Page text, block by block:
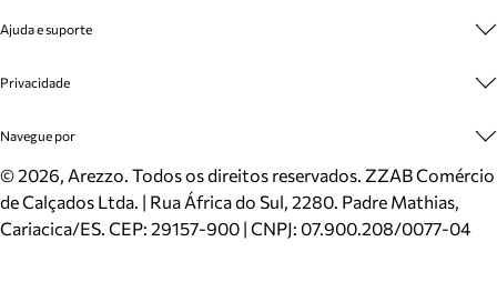
Venda Corporativa
Mapa do Site
Inverno
Mundo Arezzo
Plano de Negócio
Ajuda e suporte
Cadastro
Meus Pedidos
Trocas e Devoluções
Cartão Presente
Localizador de lojas
Privacidade
Politica e Privacidade
Navegue por
Sapatos
Bolsas
Scarpins
©2026, Arezzo. Todos os direitos reservados. ZZAB Comércio
de Calçados Ltda. | Rua África do Sul, 2280. Padre Mathias,
Cariacica/ES. CEP: 29157-900 | CNPJ: 07.900.208/0077-04